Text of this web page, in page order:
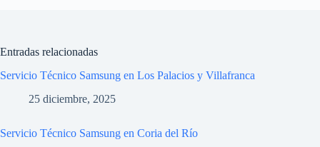
Entradas relacionadas
Servicio Técnico Samsung en Los Palacios y Villafranca
25 diciembre, 2025
Servicio Técnico Samsung en Coria del Río